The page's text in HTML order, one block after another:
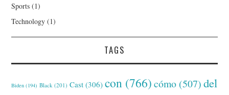
Sports (1)
Technology (1)
TAGS
Biden (194) Black (201) Cast (306) con (766) cómo (507) del